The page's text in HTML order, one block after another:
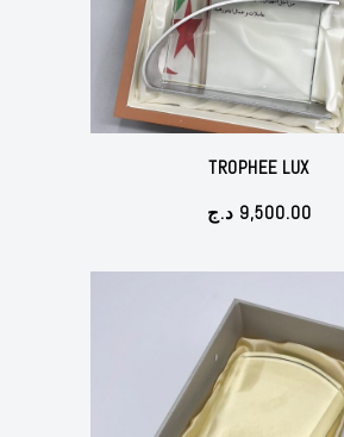
TROPHEE LUX
9,500.00 د.ج